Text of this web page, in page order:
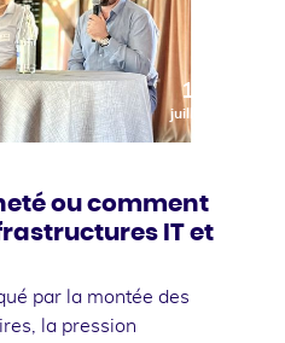
10
juillet
ou comment
IT et
par la montée des
la pression